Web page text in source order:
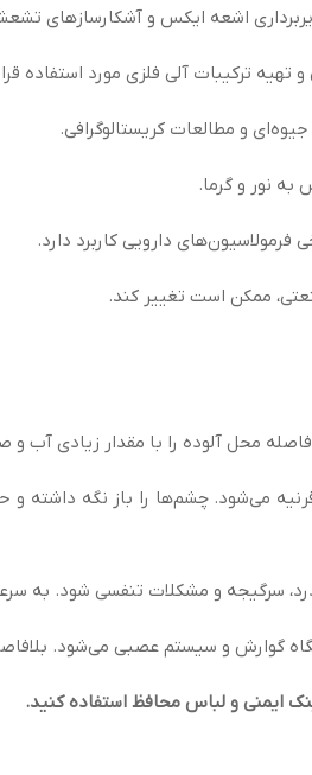
اشعه ایکس و آشکارسازهای
ترکیبات آلی فلزی مورد استفاده
و مطالعات کریستالوگرافی.
نور و گرما.
دارویی کاربرد دارد.
ممکن است تغییر کند.
محل آلوده را با مقدار زیادی آب
سرگیجه و مشکلات تنفسی شود. به
و سیستم عصبی می‌شود.
ایمنی و لباس محافظ استفاده کنید.